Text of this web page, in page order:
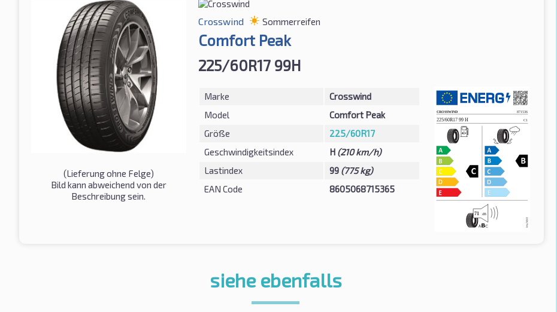
(Lieferung ohne Felge)
Bild kann abweichend von der
Beschreibung sein.
Crosswind Sommerreifen
Comfort Peak
225/60R17 99H
Marke
Crosswind
Model
Comfort Peak
Größe
225/60R17
Geschwindigkeitsindex
H (210 km/h)
Lastindex
99 (775 kg)
EAN Code
8605068715365
siehe ebenfalls